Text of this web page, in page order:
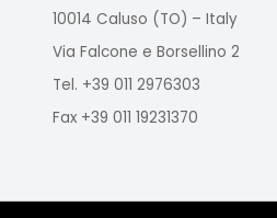
10014 Caluso (TO) – Italy
Via Falcone e Borsellino 2
Tel. +39 011 2976303
Fax +39 011 19231370